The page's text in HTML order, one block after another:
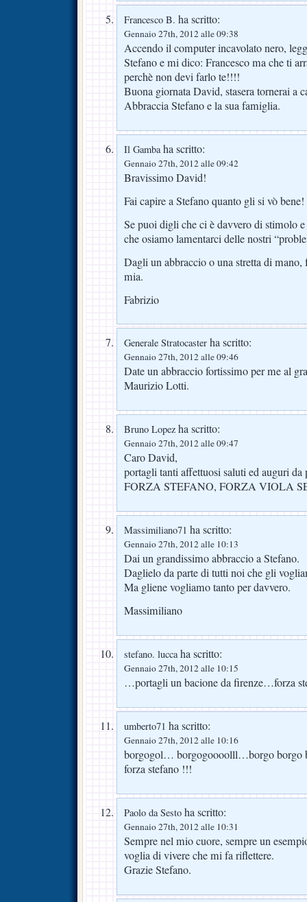
Francesco B. ha scritto:
Gennaio 27th, 2012 alle 09:38
Accendo il computer incavolato nero,
Stefano e mi dico: Francesco ma che ti
perchè non devi farlo te!!!!
Buona giornata David, stasera tornerai a
Abbraccia Stefano e la sua famiglia.
Il Gambaha scritto:
Gennaio 27th, 2012 alle 09:42
Bravissimo David!
Fai capire a Stefano quanto gli si vò bene!
Se puoi digli che ci è davvero di stimolo
che osiamo lamentarci delle nostri
Dagli un abbraccio o una stretta di mano,
mia.
Fabrizio
Generale Stratocaster ha scritto:
Gennaio 27th, 2012 alle 09:46
Date un abbraccio fortissimo per me al
Maurizio Lotti.
Bruno Lopez ha scritto:
Gennaio 27th, 2012 alle 09:47
Caro David,
portagli tanti affettuosi saluti ed auguri da
FORZA STEFANO, FORZA VIOLA
Massimiliano71 ha scritto:
Gennaio 27th, 2012 alle 10:13
Dai un grandissimo abbraccio a Stefano.
Daglielo da parte di tutti noi che gli
Ma gliene vogliamo tanto per davvero.
Massimiliano
stefano. luccaha scritto:
Gennaio 27th, 2012 alle 10:15
…portagli un bacione da firenze…forza
umberto71 ha scritto:
Gennaio 27th, 2012 alle 10:16
borgogol… borgogoooolll…borgo borgo
forza stefano !!!
Paolo da Sesto ha scritto:
Gennaio 27th, 2012 alle 10:31
Sempre nel mio cuore, sempre un
voglia di vivere che mi fa riflettere.
Grazie Stefano.